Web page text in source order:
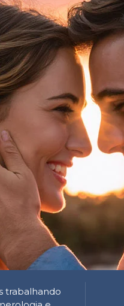
trabalhando